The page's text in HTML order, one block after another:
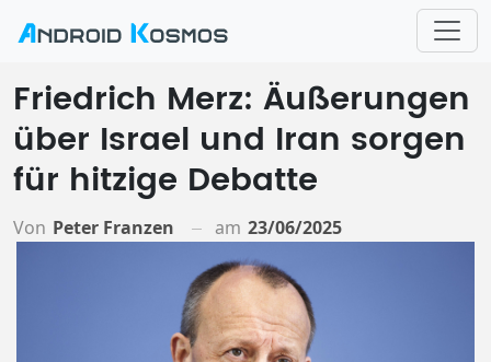
Friedrich Merz: Äußerungen
über Israel und Iran sorgen
für hitzige Debatte
Von Peter Franzen am 23/06/2025